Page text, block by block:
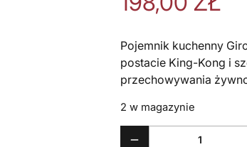
Pojemnik kuchenny
postacie King-Kong i
przechowywania
2 w magazynie